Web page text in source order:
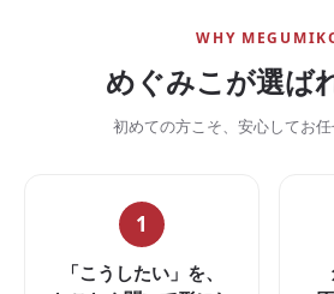
WHY
めぐみこが選ば
初めての方こそ、安心してお任
1
「こうしたい」を、